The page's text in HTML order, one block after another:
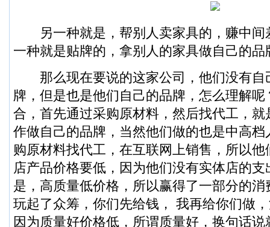
另一种就是，帮别人卖家具的，赚中间
一种就是贴牌的，拿别人的家具做自己的品
那么现在要说的这家公司，他们没有自
牌，但是也是他们自己的品牌，怎么理解
合，首先通过采购原材料，然后找代工，
作做自己的品牌，当然他们做的也是中高
购原材料找代工，在互联网上销售，所以
店产品价格要低，因为他们没有实体店的
是，高质量低价格，所以赢得了一部分的
玩起了众筹，你们先给钱， 我再给你们做
因为质量好价格低，所谓质量好，换句话